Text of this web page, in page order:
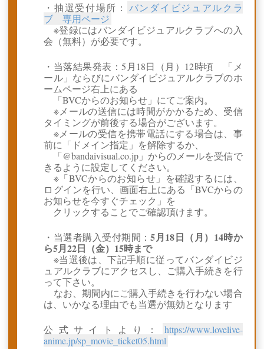
・抽選受付場所： バンダイビジュアルクラ
ブ 専用ページ
※登録にはバンダイビジュアルクラブへの入
会（無料）が必要です。
・当落結果発表：5月18日（月）12時頃 「メ
ール」ならびにバンダイビジュアルクラブのホ
ームページ右上にある
「BVCからのお知らせ」にてご案内。
※メールの送信には時間がかかるため、受信
タイミングが前後する場合がございます。
※メールの受信を携帯電話にする場合は、事
前に「ドメイン指定」を解除するか、
「@bandaivisual.co.jp」からのメールを受信で
きるように設定してください。
※「BVCからのお知らせ」を確認するには、
ログインを行い、画面右上にある「BVCからの
お知らせを今すぐチェック」を
クリックすることでご確認頂けます。
・当選者購入受付期間：5月18日（月）14時か
ら5月22日（金）15時まで
※当選後は、下記手順に従ってバンダイビジ
ュアルクラブにアクセスし、ご購入手続きを行
って下さい。
なお、期間内にご購入手続きを行わない場合
は、いかなる理由でも当選が無効となります
公式サイトより：
https://www.lovelive-
anime.jp/sp_movie_ticket05.html